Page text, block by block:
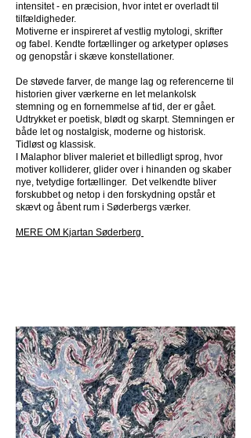
intensitet - en præcision, hvor intet er overladt til
tilfældigheder.
Motiverne er inspireret af vestlig mytologi, skrifter
og fabel. Kendte fortællinger og arketyper opløses
og genopstår i skæve konstellationer.
De støvede farver, de mange lag og referencerne til
historien giver værkerne en let melankolsk
stemning og en fornemmelse af tid, der er gået.
Udtrykket er poetisk, blødt og skarpt. Stemningen er
både let og nostalgisk, moderne og historisk.
Tidløst og klassisk.
I Malaphor bliver maleriet et billedligt sprog, hvor
motiver kolliderer, glider over i hinanden og skaber
nye, tvetydige fortællinger. Det velkendte bliver
forskubbet og netop i den forskydning opstår et
skævt og åbent rum i Søderbergs værker.
MERE OM Kjartan Søderberg